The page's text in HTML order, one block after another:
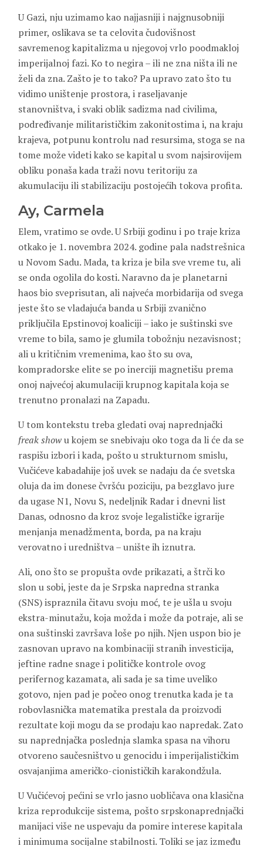
U Gazi, nju uzimamo kao najjasniji i najgnusobniji
primer, oslikava se ta celovita čudovišnost
savremenog kapitalizma u njegovoj vrlo poodmakloj
imperijalnoj fazi. Ko to negira – ili ne zna ništa ili ne
želi da zna. Zašto je to tako? Pa upravo zato što tu
vidimo uništenje prostora, i raseljavanje
stanovništva, i svaki oblik sadizma nad civilima,
podređivanje militarističkim zakonitostima i, na kraju
krajeva, potpunu kontrolu nad resursima, stoga se na
tome može videti kako se kapital u svom najsirovijem
obliku ponaša kada traži novu teritoriju za
akumulaciju ili stabilizaciju postojećih tokova profita.
Ay, Carmela
Elem, vratimo se ovde. U Srbiji godinu i po traje kriza
otkako je 1. novembra 2024. godine pala nadstrešnica
u Novom Sadu. Mada, ta kriza je bila sve vreme tu, ali
se onda ogolila do kosti. Naravno da je planetarni
haos bio sveprisutan, ali najveća morbidarija od svega
jeste što se vladajuća banda u Srbiji zvanično
priključila Epstinovoj koaliciji – iako je suštinski sve
vreme to bila, samo je glumila tobožnju nezavisnost;
ali u kritičnim vremenima, kao što su ova,
kompradorske elite se po inerciji magnetišu prema
onoj najvećoj akumulaciji krupnog kapitala koja se
trenutno pronalazi na Zapadu.
U tom kontekstu treba gledati ovaj naprednjački
freak showu kojem se snebivaju oko toga da li će da se
raspišu izbori i kada, pošto u strukturnom smislu,
Vučićeve kabadahije još uvek se nadaju da će svetska
oluja da im donese čvršću poziciju, pa bezglavo jure
da ugase N1, Novu S, nedeljnik Radar i dnevni list
Danas, odnosno da kroz svoje legalističke igrarije
menjanja menadžmenta, borda, pa na kraju
verovatno i uredništva – unište ih iznutra.
Ali, ono što se propušta ovde prikazati, a štrči ko
slon u sobi, jeste da je Srpska napredna stranka
(SNS) ispraznila čitavu svoju moć, te je ušla u svoju
ekstra-minutažu, koja možda i može da potraje, ali se
ona suštinski završava loše po njih. Njen uspon bio je
zasnovan upravo na kombinaciji stranih investicija,
jeftine radne snage i političke kontrole ovog
perifernog kazamata, ali sada je sa time uveliko
gotovo, njen pad je počeo onog trenutka kada je ta
robovlasnička matematika prestala da proizvodi
rezultate koji mogu da se prodaju kao napredak. Zato
su naprednjačka poslednja slamka spasa na vihoru
otvoreno saučesništvo u genocidu i imperijalističkim
osvajanjima američko-cionističkih karakondžula.
U Vučićevoj pećini se vrlo jasno uobličava ona klasična
kriza reprodukcije sistema, pošto srpskonaprednjački
manijaci više ne uspevaju da pomire interese kapitala
i minimuma socijalne stabilnosti. Toliki se jaz između